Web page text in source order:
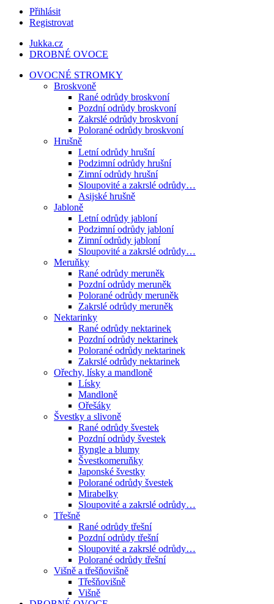
Přihlásit
Registrovat
Jukka.cz
DROBNÉ OVOCE
OVOCNÉ STROMKY
Broskvoně
Rané odrůdy broskvoní
Pozdní odrůdy broskvoní
Zakrslé odrůdy broskvoní
Polorané odrůdy broskvoní
Hrušně
Letní odrůdy hrušní
Podzimní odrůdy hrušní
Zimní odrůdy hrušní
Sloupovité a zakrslé odrůdy…
Asijské hrušně
Jabloně
Letní odrůdy jabloní
Podzimní odrůdy jabloní
Zimní odrůdy jabloní
Sloupovité a zakrslé odrůdy…
Meruňky
Rané odrůdy meruněk
Pozdní odrůdy meruněk
Polorané odrůdy meruněk
Zakrslé odrůdy meruněk
Nektarinky
Rané odrůdy nektarinek
Pozdní odrůdy nektarinek
Polorané odrůdy nektarinek
Zakrslé odrůdy nektarinek
Ořechy, lísky a mandloně
Lísky
Mandloně
Ořešáky
Švestky a slivoně
Rané odrůdy švestek
Pozdní odrůdy švestek
Ryngle a blumy
Švestkomeruňky
Japonské švestky
Polorané odrůdy švestek
Mirabelky
Sloupovité a zakrslé odrůdy…
Třešně
Rané odrůdy třešní
Pozdní odrůdy třešní
Sloupovité a zakrslé odrůdy…
Polorané odrůdy třešní
Višně a třešňovišně
Třešňovišně
Višně